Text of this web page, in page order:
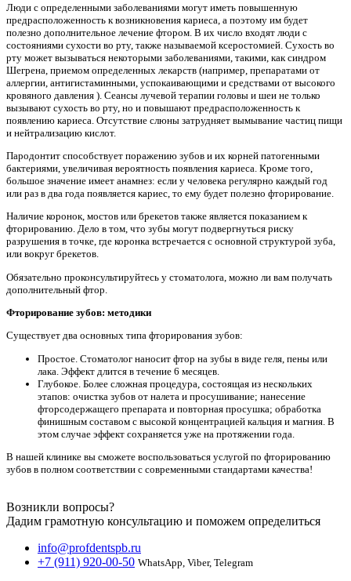
Люди с определенными заболеваниями могут иметь повышенную
предрасположенность к возникновения кариеса, а поэтому им будет
полезно дополнительное лечение фтором. В их число входят люди с
состояниями сухости во рту, также называемой ксеростомией. Сухость во
рту может вызываться некоторыми заболеваниями, такими, как синдром
Шегрена, приемом определенных лекарств (например, препаратами от
аллергии, антигистаминными, успокаивающими и средствами от высокого
кровяного давления ). Сеансы лучевой терапии головы и шеи не только
вызывают сухость во рту, но и повышают предрасположенность к
появлению кариеса. Отсутствие слюны затрудняет вымывание частиц пищи
и нейтрализацию кислот.
Пародонтит способствует поражению зубов и их корней патогенными
бактериями, увеличивая вероятность появления кариеса. Кроме того,
большое значение имеет анамнез: если у человека регулярно каждый год
или раз в два года появляется кариес, то ему будет полезно фторирование.
Наличие коронок, мостов или брекетов также является показанием к
фторированию. Дело в том, что зубы могут подвергнуться риску
разрушения в точке, где коронка встречается с основной структурой зуба,
или вокруг брекетов.
Обязательно проконсультируйтесь у стоматолога, можно ли вам получать
дополнительный фтор.
Фторирование зубов: методики
Существует два основных типа фторирования зубов:
Простое. Стоматолог наносит фтор на зубы в виде геля, пены или
лака. Эффект длится в течение 6 месяцев.
Глубокое. Более сложная процедура, состоящая из нескольких
этапов: очистка зубов от налета и просушивание; нанесение
фторсодержащего препарата и повторная просушка; обработка
финишным составом с высокой концентрацией кальция и магния. В
этом случае эффект сохраняется уже на протяжении года.
В нашей клинике вы сможете воспользоваться услугой по фторированию
зубов в полном соответствии с современными стандартами качества!
Возникли вопросы?
Дадим грамотную консультацию и поможем определиться
info@profdentspb.ru
+7 (911) 920-00-50 WhatsApp, Viber, Telegram